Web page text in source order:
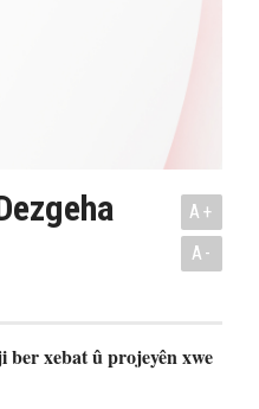
A+
A-
ber xebat û projeyên xwe